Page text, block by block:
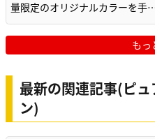
量限定のオリジナルカラーを手
もっ
最新の関連記事(ピ
ン)